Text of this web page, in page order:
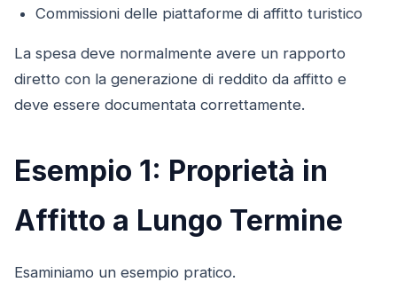
Commissioni delle piattaforme di affitto turistico
La spesa deve normalmente avere un rapporto
diretto con la generazione di reddito da affitto e
deve essere documentata correttamente.
Esempio 1: Proprietà in
Affitto a Lungo Termine
Esaminiamo un esempio pratico.